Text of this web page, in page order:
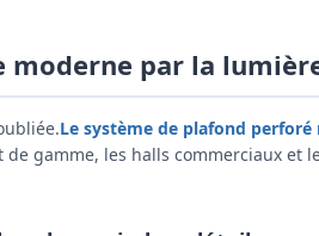
moderne par la
Le système de plafond
gamme, les halls commerciaux